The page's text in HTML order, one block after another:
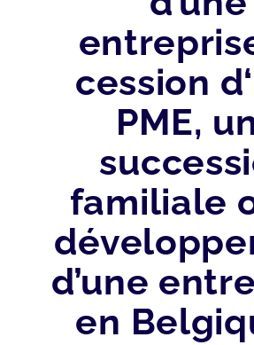
cession
PME,
familiale
d’une
en